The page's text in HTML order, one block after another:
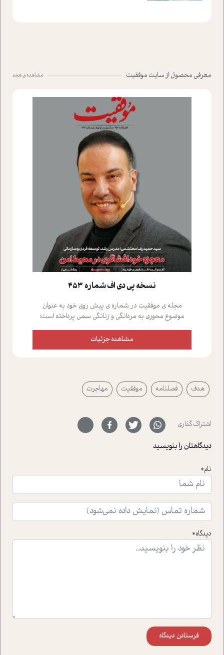
معرفی محصول از سایت موفقیت مشاهده ی همه
نسخه پي دي اف شماره 453
مجله ی موفقیت در شماره ی پیش روی خود به عنوان
موضوع محوری به مردانگی و زنانگی سمی پرداخته است؛
علیخواه، جامعه شناس در بخش های مختلف تلاش کرده ایم
از دریچه های گوناگون به این موضوع مهم بپردازیم.فصل
پیرامون آن آشنا می کند.در بخش دو فنجان داغ به سراغ افرادی
رفته ایم که موفقیت را در عمل به اثبات رسانده اند؛ سید
حمیدرضا محتشمی که بیست و پنجمین سال فعالیت حرفه
سر نهاده است و نیز کرامت عزیز زاده؛ سفیر صلح و دوستی که
با رکاب زدن در بیش از هفتاد کشور و کاشتن درخت، به نماد
حمایت از محیط زیست و منابع طبیعی تبدیل گشته
است.فصل روایت اجنبی ها در این شماره به دو موضوع
ای که به زندگی شگفت انگیز جین گودال و تاثیرات کاوش های
ایشان در حوزه ی شامپانزه ها بر زندگی امروزی ما نگاهی
افکنده است.فصل اتاق 333 شما را پای صحبت یک تجربه ی
واقعی در ارتباط با اختلال شخصیت اسکزوئید و مشکلات و نیز
راهکارهای حل آن قرار می دهد که در اتاق درمان اتفاق افتاده
موثرترین راهکارهای استفاده از هوش مصنوعی در حوزه های
مشاهده جزئیات
هدف فصلنامه موفقیت مهاجرت
اشتراک گذاری
دیدگاهتان را بنویسید
نام*
دیدگاه*
فرستادن دیدگاه